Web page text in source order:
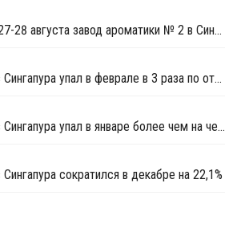
PCS перезапустит 27-28 августа завод ароматики № 2 в Сингапуре после ремонта
Экспорт бензола из Сингапура упал в феврале в 3 раза по отношению к январю
Экспорт бензола из Сингапура упал в январе более чем на четверть
сократился в декабре на 22,1%